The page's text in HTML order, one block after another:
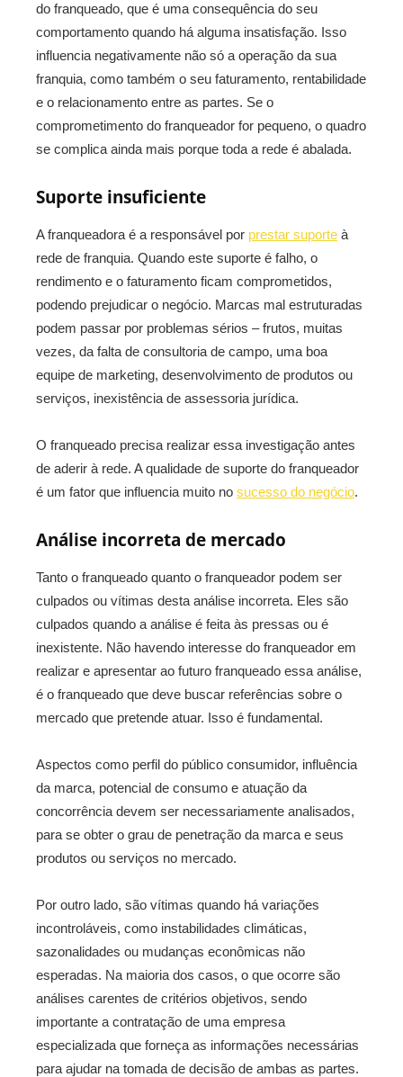
do franqueado, que é uma consequência do seu
comportamento quando há alguma insatisfação. Isso
influencia negativamente não só a operação da sua
franquia, como também o seu faturamento, rentabilidade
e o relacionamento entre as partes. Se o
comprometimento do franqueador for pequeno, o quadro
se complica ainda mais porque toda a rede é abalada.
Suporte insuficiente
A franqueadora é a responsável por prestar suporte à
rede de franquia. Quando este suporte é falho, o
rendimento e o faturamento ficam comprometidos,
podendo prejudicar o negócio. Marcas mal estruturadas
podem passar por problemas sérios – frutos, muitas
vezes, da falta de consultoria de campo, uma boa
equipe de marketing, desenvolvimento de produtos ou
serviços, inexistência de assessoria jurídica.
O franqueado precisa realizar essa investigação antes
de aderir à rede. A qualidade de suporte do franqueador
é um fator que influencia muito no sucesso do negócio.
Análise incorreta de mercado
Tanto o franqueado quanto o franqueador podem ser
culpados ou vítimas desta análise incorreta. Eles são
culpados quando a análise é feita às pressas ou é
inexistente. Não havendo interesse do franqueador em
realizar e apresentar ao futuro franqueado essa análise,
é o franqueado que deve buscar referências sobre o
mercado que pretende atuar. Isso é fundamental.
Aspectos como perfil do público consumidor, influência
da marca, potencial de consumo e atuação da
concorrência devem ser necessariamente analisados,
para se obter o grau de penetração da marca e seus
produtos ou serviços no mercado.
Por outro lado, são vítimas quando há variações
incontroláveis, como instabilidades climáticas,
sazonalidades ou mudanças econômicas não
esperadas. Na maioria dos casos, o que ocorre são
análises carentes de critérios objetivos, sendo
importante a contratação de uma empresa
especializada que forneça as informações necessárias
para ajudar na tomada de decisão de ambas as partes.